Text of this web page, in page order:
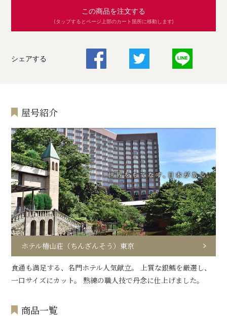
この商品を注文する
(タップするとページ上部のカート箇所に移動します)
シェアする
屋号紹介
ホテル椿山荘（ちんざんそう）東京
食通も満足する、名門ホテル人気献立。 上質な銀鱈を厳選し、
一口サイズにカット。 熟練の職人技で丹念に仕上げました。
商品一覧